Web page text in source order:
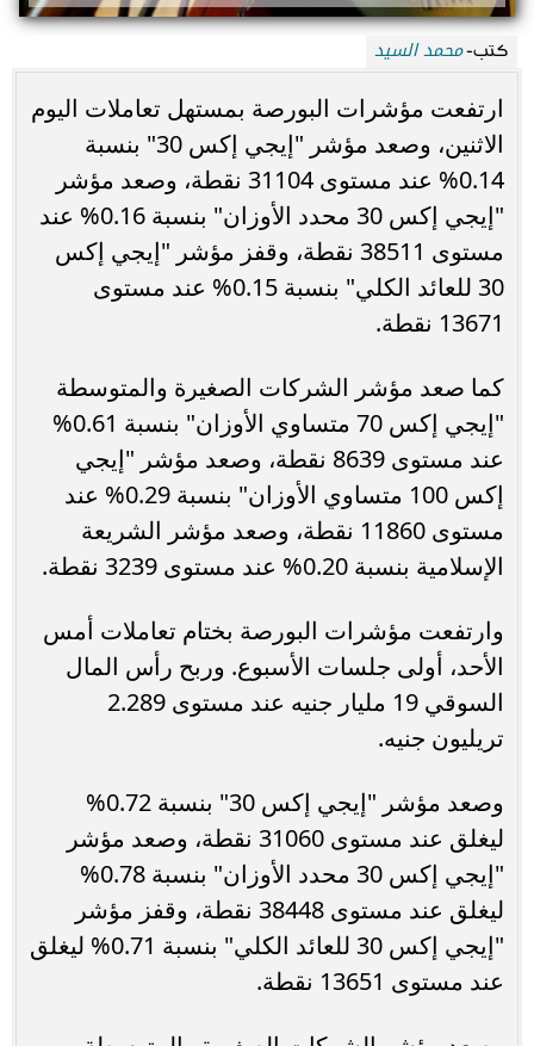
كتب-محمد السيد
ارتفعت مؤشرات البورصة بمستهل تعاملات اليوم
الاثنين، وصعد مؤشر "إيجي إكس 30" بنسبة
0.14% عند مستوى 31104 نقطة، وصعد مؤشر
"إيجي إكس 30 محدد الأوزان" بنسبة 0.16% عند
مستوى 38511 نقطة، وقفز مؤشر "إيجي إكس
30 للعائد الكلي" بنسبة 0.15% عند مستوى
13671 نقطة.
كما صعد مؤشر الشركات الصغيرة والمتوسطة
"إيجي إكس 70 متساوي الأوزان" بنسبة 0.61%
عند مستوى 8639 نقطة، وصعد مؤشر "إيجي
إكس 100 متساوي الأوزان" بنسبة 0.29% عند
مستوى 11860 نقطة، وصعد مؤشر الشريعة
الإسلامية بنسبة 0.20% عند مستوى 3239 نقطة.
وارتفعت مؤشرات البورصة بختام تعاملات أمس
الأحد، أولى جلسات الأسبوع. وربح رأس المال
السوقي 19 مليار جنيه عند مستوى 2.289
تريليون جنيه.
وصعد مؤشر "إيجي إكس 30" بنسبة 0.72%
ليغلق عند مستوى 31060 نقطة، وصعد مؤشر
"إيجي إكس 30 محدد الأوزان" بنسبة 0.78%
ليغلق عند مستوى 38448 نقطة، وقفز مؤشر
"إيجي إكس 30 للعائد الكلي" بنسبة 0.71% ليغلق
عند مستوى 13651 نقطة.